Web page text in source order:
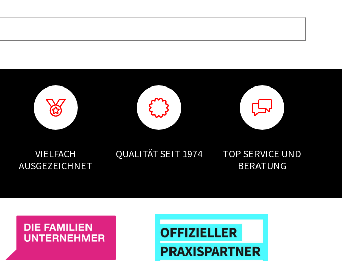
VIELFACH
AUSGEZEICHNET
QUALITÄT SEIT 1974
TOP SERVICE UND
BERATUNG